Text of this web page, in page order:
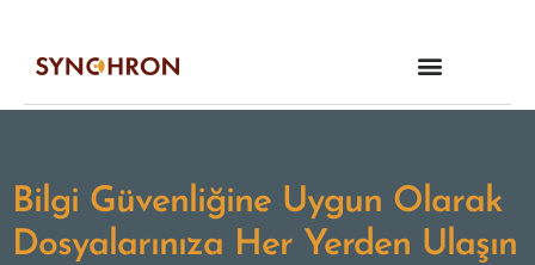
Bilgi Güvenliğine Uygun Olarak
Dosyalarınıza Her Yerden Ulaşın